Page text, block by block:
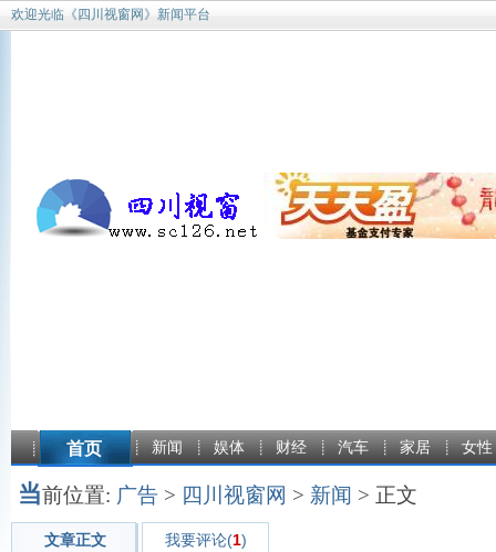
欢迎光临《四川视窗网》新闻平台
首页 新闻 娱体 财经 汽车 家居 女性
当前位置: 广告 > 四川视窗网 > 新闻 > 正文
文章正文 我要评论(1)